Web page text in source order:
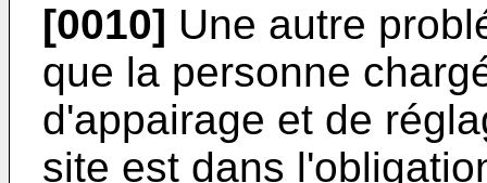
[0010] Une autre
que la personne
d'appairage et de
site est dans